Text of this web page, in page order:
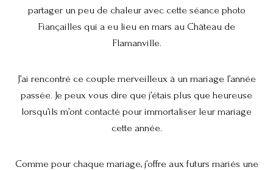
partager un peu de chaleur avec cette séance photo
Fiançailles qui a eu lieu en mars au Château de
Flamanville.
J’ai rencontré ce couple merveilleux à un mariage l’année
passée. Je peux vous dire que j’étais plus que heureuse
lorsqu’ils m’ont contacté pour immortaliser leur mariage
cette année.
Comme pour chaque mariage, j’offre aux futurs mariés une